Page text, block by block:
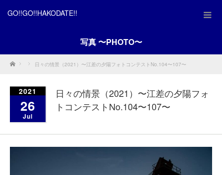
GO!!GO!!HAKODATE!!
写真 〜PHOTO〜
Home 日々の情景（2021）〜江差の夕陽フォトコンテストNo.104〜107〜
2021
26
Jul
日々の情景（2021）〜江差の夕陽フォ
トコンテストNo.104〜107〜